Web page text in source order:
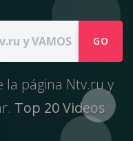
GO
la página Ntv.ru y
Top 20 Videos